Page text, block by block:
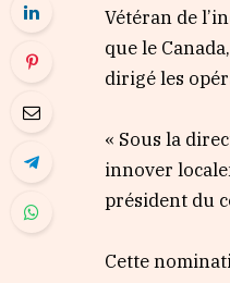
Vétéran de
que le
dirigé les
« Sous la
innover
président du
Cette